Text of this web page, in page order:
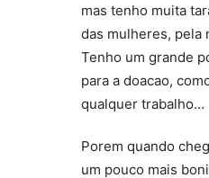
mas tenho muita
das mulheres, pela
Tenho um grande
para a doacao,
qualquer trabalho…
Porem quando
um pouco mais